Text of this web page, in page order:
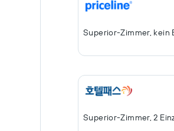
Superior-Zimmer, kein
Superior-Zimmer, 2